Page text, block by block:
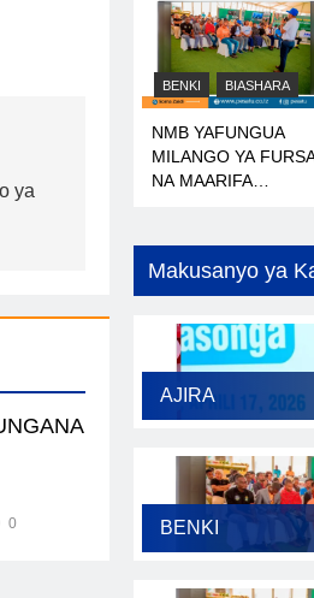
ya
0
BENKI BIASHARA
NMB YAFUNGUA
MILANGO YA
NA MAARIFA
Makusanyo ya
AJIRA
BENKI